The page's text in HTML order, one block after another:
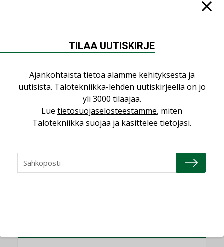
saatavien tietojen vertailukelpoisuus?
KOLUMNI
Vesi- ja viemärimitoittaminen on
jämähtänyt ajassa paikalleen
KATSO KAIKKI
TILAA UUTISKIRJE
Ajankohtaista tietoa alamme kehityksestä ja
uutisista. Talotekniikka-lehden uutiskirjeellä on jo
yli 3000 tilaajaa.
Lue tietosuojaselosteestamme, miten
Talotekniikka suojaa ja käsittelee tietojasi.